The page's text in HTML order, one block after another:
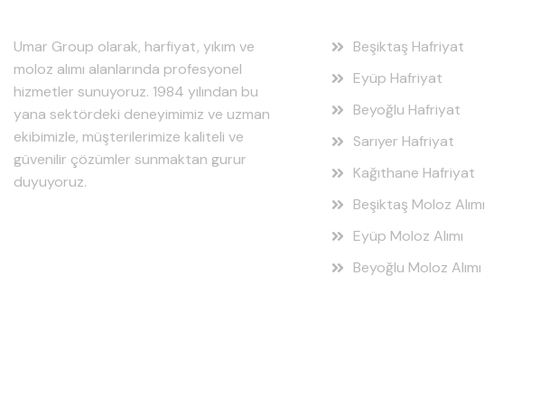
Umar Group olarak, harfiyat, yıkım ve
moloz alımı alanlarında profesyonel
hizmetler sunuyoruz. 1984 yılından bu
yana sektördeki deneyimimiz ve uzman
ekibimizle, müşterilerimize kaliteli ve
güvenilir çözümler sunmaktan gurur
duyuyoruz.
Beşiktaş Hafriyat
Eyüp Hafriyat
Beyoğlu Hafriyat
Sarıyer Hafriyat
Kağıthane Hafriyat
Beşiktaş Moloz Alımı
Eyüp Moloz Alımı
Beyoğlu Moloz Alımı